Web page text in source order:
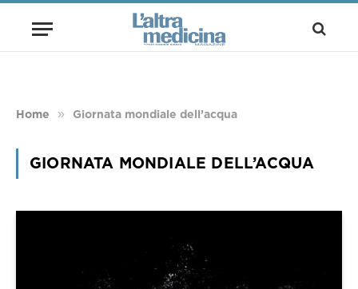
Home » Giornata mondiale dell’acqua
GIORNATA MONDIALE DELL’ACQUA